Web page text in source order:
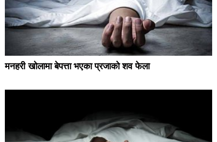
मनहरी खोलामा बेपत्ता भएका प्रजाको शव फेला